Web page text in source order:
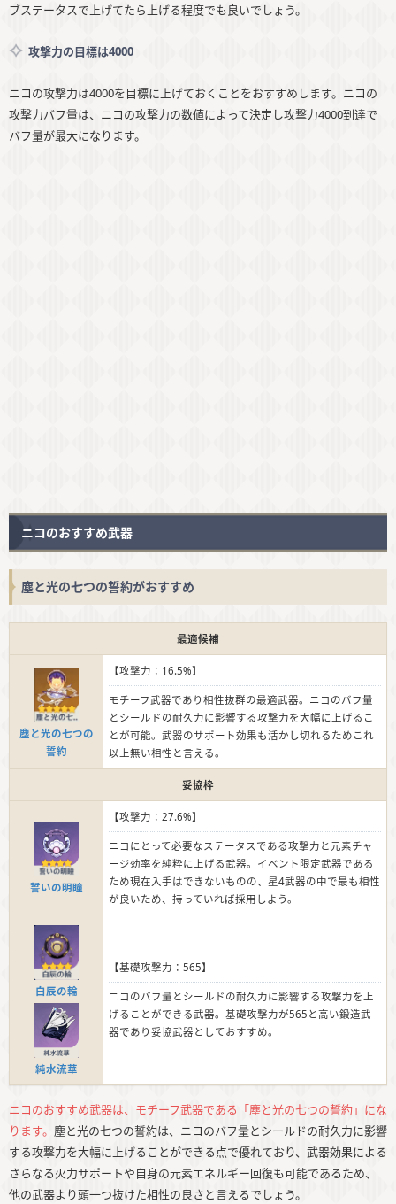
ブステータスで上げてたら上げる程度でも良いでしょう。
攻撃力の目標は4000
ニコの攻撃力は4000を目標に上げておくことをおすすめします。ニコの
攻撃力バフ量は、ニコの攻撃力の数値によって決定し攻撃力4000到達で
バフ量が最大になります。
ニコのおすすめ武器
塵と光の七つの誓約がおすすめ
最適候補
塵と光の七つの
誓約
【攻撃力：16.5%】
モチーフ武器であり相性抜群の最適武器。ニコのバフ量
とシールドの耐久力に影響する攻撃力を大幅に上げるこ
とが可能。武器のサポート効果も活かし切れるためこれ
以上無い相性と言える。
妥協枠
誓いの明瞳
【攻撃力：27.6%】
ニコにとって必要なステータスである攻撃力と元素チャ
ージ効率を純粋に上げる武器。イベント限定武器である
ため現在入手はできないものの、星4武器の中で最も相性
が良いため、持っていれば採用しよう。
白辰の輪
純水流華
【基礎攻撃力：565】
ニコのバフ量とシールドの耐久力に影響する攻撃力を上
げることができる武器。基礎攻撃力が565と高い鍛造武
器であり妥協武器としておすすめ。
ニコのおすすめ武器は、モチーフ武器である「塵と光の七つの誓約」にな
ります。 塵と光の七つの誓約は、ニコのバフ量とシールドの耐久力に影響
する攻撃力を大幅に上げることができる点で優れており、武器効果による
さらなる火力サポートや自身の元素エネルギー回復も可能であるため、
他の武器より頭一つ抜けた相性の良さと言えるでしょう。